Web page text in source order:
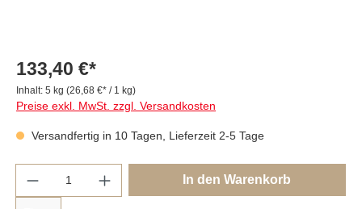
133,40 €*
Inhalt: 5 kg (26,68 €* / 1 kg)
Preise exkl. MwSt. zzgl. Versandkosten
Versandfertig in 10 Tagen, Lieferzeit 2-5 Tage
In den Warenkorb